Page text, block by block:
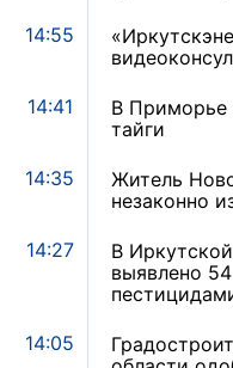
14:55
14:41
В Приморье
тайги
14:35
Житель
незаконно
14:27
В
выявлено
14:05